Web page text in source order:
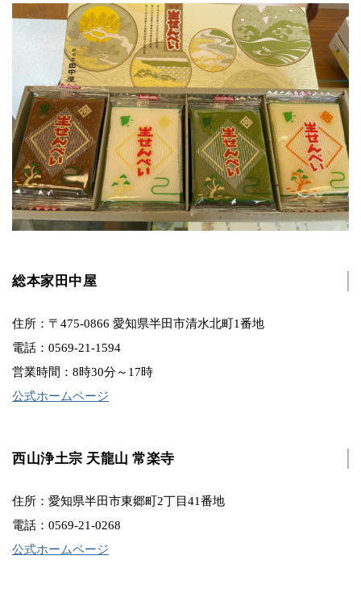
総本家田中屋
住所：〒475-0866 愛知県半田市清水北町1番地
電話：0569-21-1594
営業時間：8時30分～17時
公式ホームページ
西山浄土宗 天龍山 常楽寺
住所：愛知県半田市東郷町2丁目41番地
電話：0569-21-0268
公式ホームページ